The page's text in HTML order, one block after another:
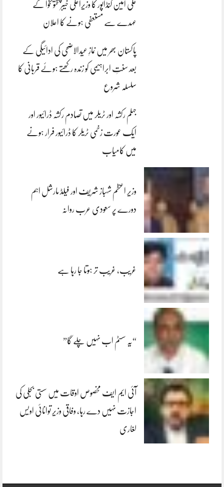
علی امین گنڈاپور کا وزیراعلیٰ خیبرپختونخوا کے
عہدے سے مستعفی ہونے کا اعلان
پاکستان بھر میں نمازِ عیدالاضحی کی ادائیگی کے
بعد سنتِ ابراہیمی کو زندہ رکھتے ہوئے قربانی کا
سلسلہ شروع
جہلم رکشہ اور ٹریلر میں تصادم رکشہ ڈرائیور اور
ایک عورت زخمی ٹریلر کا ڈرائیور فرار ہونے
میں کامیاب
وزیر اعظم شہباز شریف اور فیلڈ مارشل اہم
دورے پر سعودی عرب روانہ
غریب، غریب تر ہوتا جا رہا ہے
“یہ سسٹم اب نہیں چلے گا”
آئی ایم ایف مخصوص اوقات میں سستی بجلی کی
اجازت نہیں دے رہا، وفاقی وزیر توانائی اویس
لغاری